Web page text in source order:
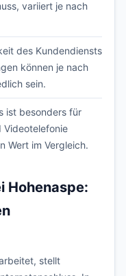
variiert je nach
des Kundendiensts
können je nach
sein.
ist besonders für
Videotelefonie
Wert im Vergleich.
Hohenaspe:
stellt